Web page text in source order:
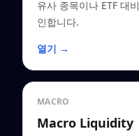
유사 종목이나 ETF 대
인합니다.
열기 →
MACRO
Macro Liquidity